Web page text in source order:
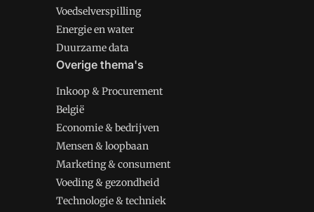
Voedselverspilling
Energie en water
Duurzame data
Overige thema's
Inkoop & Procurement
België
Economie & bedrijven
Mensen & loopbaan
Marketing & consument
Voeding & gezondheid
Technologie & techniek